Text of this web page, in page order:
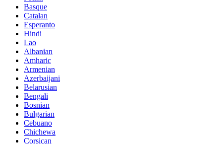
Basque
Catalan
Esperanto
Hindi
Lao
Albanian
Amharic
Armenian
Azerbaijani
Belarusian
Bengali
Bosnian
Bulgarian
Cebuano
Chichewa
Corsican